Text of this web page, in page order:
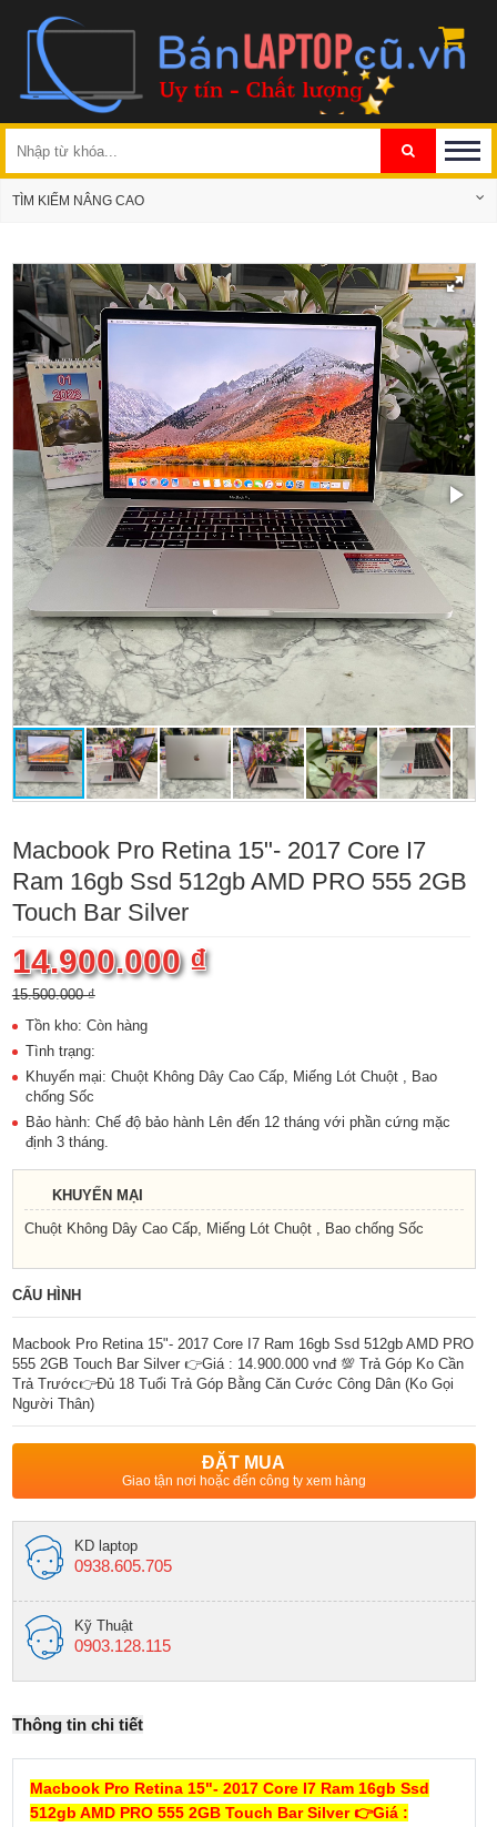
TÌM KIẾM NÂNG CAO
Macbook Pro Retina 15"- 2017 Core I7
Ram 16gb Ssd 512gb AMD PRO 555 2GB
Touch Bar Silver
14.900.000 ₫
15.500.000 ₫
Tồn kho: Còn hàng
Tình trạng:
Khuyến mại: Chuột Không Dây Cao Cấp, Miếng Lót Chuột , Bao
chống Sốc
Bảo hành: Chế độ bảo hành Lên đến 12 tháng với phần cứng mặc
định 3 tháng.
KHUYẾN MẠI
Chuột Không Dây Cao Cấp, Miếng Lót Chuột , Bao chống Sốc
CẤU HÌNH
Macbook Pro Retina 15"- 2017 Core I7 Ram 16gb Ssd 512gb AMD PRO
555 2GB Touch Bar Silver 👉Giá : 14.900.000 vnđ 💯 Trả Góp Ko Cần
Trả Trước👉Đủ 18 Tuổi Trả Góp Bằng Căn Cước Công Dân (Ko Gọi
Người Thân)
ĐẶT MUA
Giao tận nơi hoặc đến công ty xem hàng
KD laptop
0938.605.705
Kỹ Thuật
0903.128.115
Thông tin chi tiết
Macbook Pro Retina 15"- 2017 Core I7 Ram 16gb Ssd
512gb AMD PRO 555 2GB Touch Bar Silver 👉Giá :